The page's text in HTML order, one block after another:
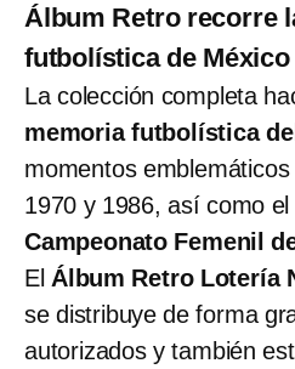
Álbum Retro recorre
futbolística de México
La colección completa
memoria futbolística
momentos
1970 y 1986, así como
Campeonato Femenil
El Álbum Retro Lotería
se distribuye de forma
autorizados y también